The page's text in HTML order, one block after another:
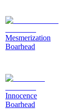
Mesmerization
Boarhead
Innocence
Boarhead